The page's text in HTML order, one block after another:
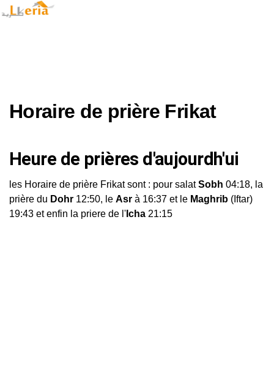
Horaire de prière Frikat
Heure de prières d'aujourdh'ui
les Horaire de prière Frikat sont : pour salatSobh 04:18, la
prière du Dohr 12:50, le Asr à 16:37 et le Maghrib (Iftar)
19:43 et enfin la priere de l' Icha 21:15